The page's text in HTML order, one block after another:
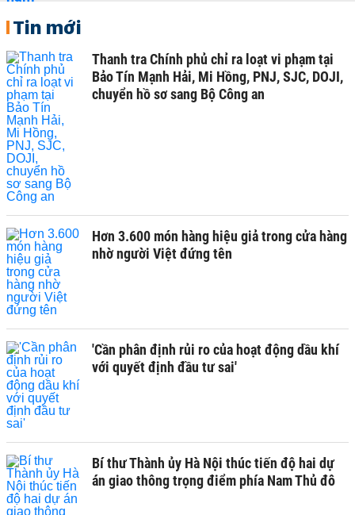
Tin mới
Thanh tra Chính phủ chỉ ra loạt vi phạm tại
Bảo Tín Mạnh Hải, Mi Hồng, PNJ, SJC, DOJI,
chuyển hồ sơ sang Bộ Công an
Hơn 3.600 món hàng hiệu giả trong cửa hàng
nhờ người Việt đứng tên
'Cần phân định rủi ro của hoạt động dầu khí
với quyết định đầu tư sai'
Bí thư Thành ủy Hà Nội thúc tiến độ hai dự
án giao thông trọng điểm phía Nam Thủ đô